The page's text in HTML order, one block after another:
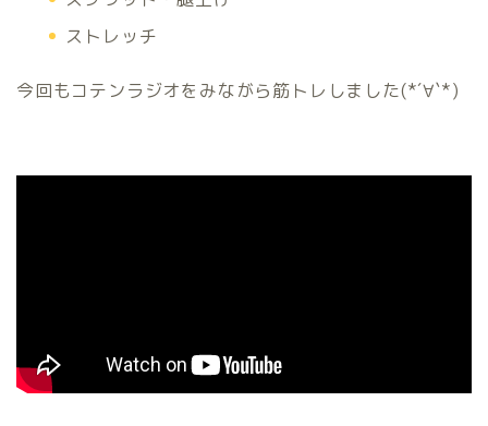
ストレッチ
今回もコテンラジオをみながら筋トレしました(*´∀`*)